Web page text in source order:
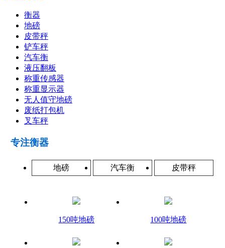
衡器
地磅
皮带秤
铲车秤
汽车衡
液压翻板
称重传感器
称重显示器
无人值守地磅
废纸打包机
叉车秤
专注衡器
地磅 汽车衡 皮带秤
150吨地磅 100吨地磅